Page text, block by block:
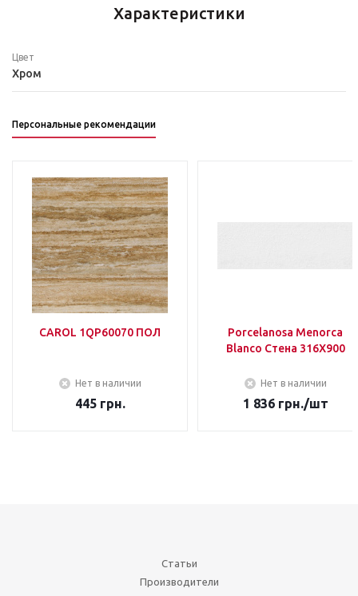
Характеристики
Цвет
Хром
Персональные рекомендации
CAROL 1QP60070 ПОЛ
Нет в наличии
445грн.
Porcelanosa Menorca
Blanco Стена 316Х900
Нет в наличии
1 836грн./шт
Статьи
Производители